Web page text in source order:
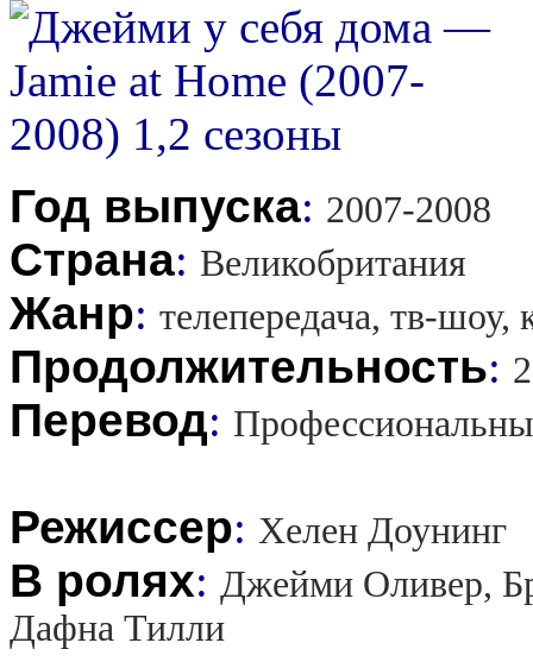
Год выпуска: 2007-2008
Страна: Великобритания
Жанр: телепередача, тв-шоу,
Продолжительность:
Перевод:
Режиссер: Хелен Доунинг
В ролях: Джейми Оливер,
Дафна Тилли